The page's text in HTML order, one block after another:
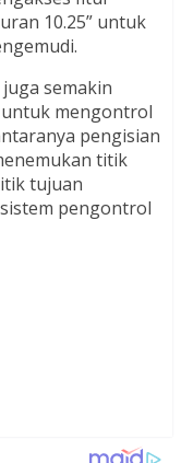
10.25” untuk
semakin
untuk mengontrol
pengisian
titik
tujuan
pengontrol